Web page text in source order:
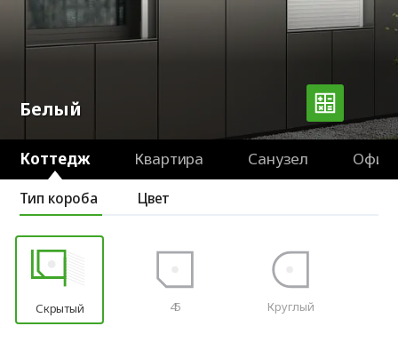
Белый
Коттедж Квартира Санузел
Тип короба
Цвет
Скрытый 45 Круглый